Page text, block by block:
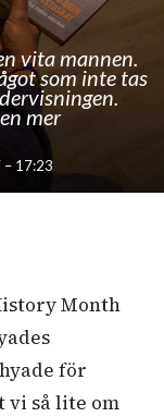
vita mannen.
som inte tas
mer
– 17:23
Month
för
vi så lite om